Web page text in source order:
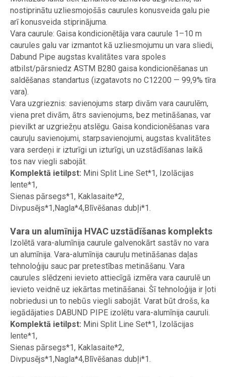
nostiprinātu uzliesmojošās caurules konusveida galu pie
arī konusveida stiprinājuma.
Vara caurule: Gaisa kondicionētāja vara caurule 1–10 m
caurules galu var izmantot kā uzliesmojumu un vara sliedi,
Dabund Pipe augstas kvalitātes vara spoles
atbilst/pārsniedz ASTM B280 gaisa kondicionēšanas un
saldēšanas standartus (izgatavots no C12200 — 99,9% tīra
vara).
Vara uzgrieznis: savienojums starp divām vara caurulēm,
viena pret divām, ātrs savienojums, bez metināšanas, var
pievilkt ar uzgriežņu atslēgu. Gaisa kondicionēšanas vara
cauruļu savienojumi, starpsavienojumi, augstas kvalitātes
vara serdeņi ir izturīgi un izturīgi, un uzstādīšanas laikā
tos nav viegli sabojāt.
Komplektā ietilpst: Mini Split Line Set*1, Izolācijas
lente*1,
Sienas pārsegs*1, Kaklasaite*2,
Divpusējs*1,Nagla*4,Blīvēšanas dubļi*1.
Vara un alumīnija HVAC uzstādīšanas komplekts
Izolētā vara-alumīnija caurule galvenokārt sastāv no vara
un alumīnija. Vara-alumīnija cauruļu metināšanas daļas
tehnoloģiju sauc par pretestības metināšanu. Vara
caurules slēdzeni ievieto attiecīgā izmēra vara caurulē un
ievieto veidnē uz iekārtas metināšanai. Šī tehnoloģija ir ļoti
nobriedusi un to nebūs viegli sabojāt. Varat būt drošs, ka
iegādājaties DABUND PIPE izolētu vara-alumīnija cauruli.
Komplektā ietilpst: Mini Split Line Set*1, Izolācijas
lente*1,
Sienas pārsegs*1, Kaklasaite*2,
Divpusējs*1,Nagla*4,Blīvēšanas dubļi*1.